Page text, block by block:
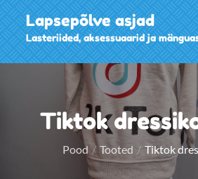
Skip
to
content
Lapsepõlve asjad
Lasteriided, aksessuaarid ja
Tiktok
Pood Tooted Tiktok